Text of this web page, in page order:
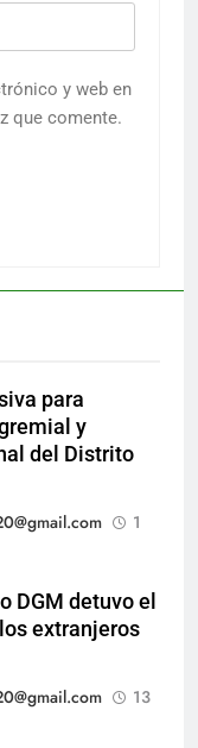
y web en
que comente.
para
y
del Distrito
1
DGM detuvo el
extranjeros
13